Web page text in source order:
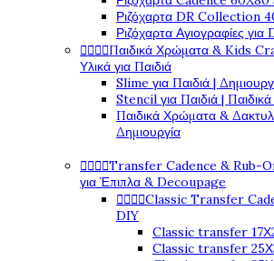
Ριζόχαρτα DR Collection
Ριζόχαρτα Αγιογραφίες
   Παιδικά Χρώματα & Kids
Υλικά για Παιδιά
Slime για Παιδιά |
Stencil για Παιδιά |
Παιδικά Χρώματα &
Δημιουργία
   Transfer Cadence & Rub-
για Έπιπλα & Decoupage
   Classic Transfer
DIY
Classic transfer
Classic transfer